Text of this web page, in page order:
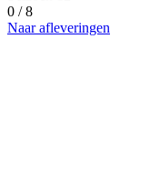
0 / 8
Naar afleveringen